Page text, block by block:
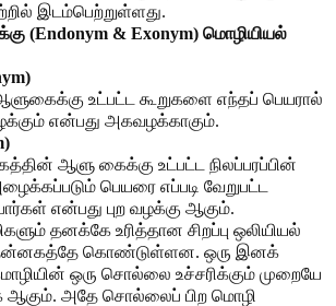
இடம்பெற்றுள்ளது.
(Endonym & Exonym) மொழியியல்
உட்பட்ட கூறுகளை எந்தப் பெயரால்
என்பது அகவழக்காகும்.
ஆளு கைக்கு உட்பட்ட நிலப்பரப்பின்
பெயரை எப்படி வேறுபட்ட
என்பது புற வழக்கு ஆகும்.
தனக்கே உரித்தான சிறப்பு ஒலியியல்
கொண்டுள்ளன. ஒரு இனக்
ஒரு சொல்லை உச்சரிக்கும் முறையே
அதே சொல்லைப் பிற மொழி